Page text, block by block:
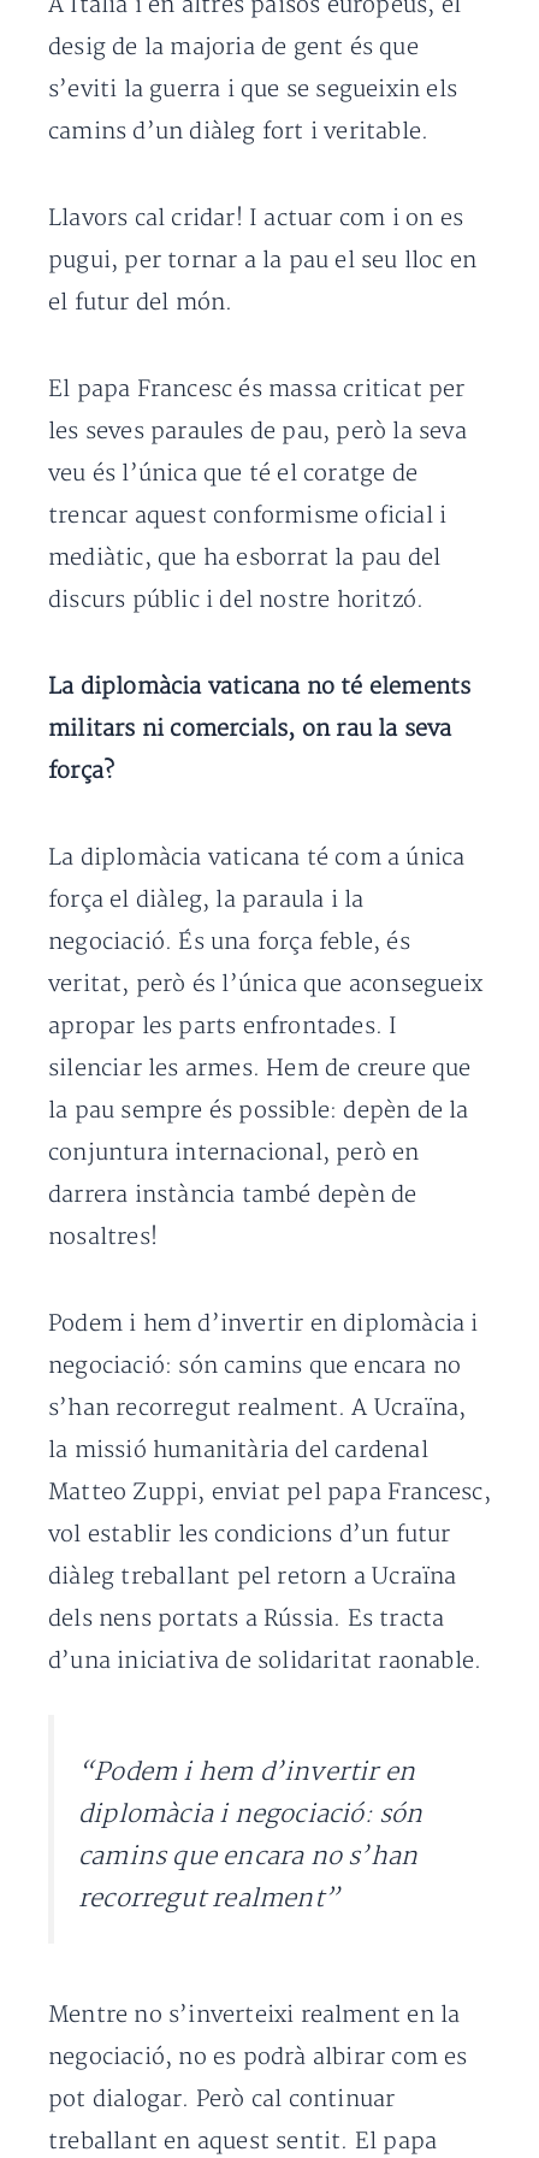
desig de la majoria de gent és que
s’eviti la guerra i que se segueixin els
camins d’un diàleg fort i veritable.
Llavors cal cridar! I actuar com i on es
pugui, per tornar a la pau el seu lloc en
el futur del món.
El papa Francesc és massa criticat per
les seves paraules de pau, però la seva
veu és l’única que té el coratge de
trencar aquest conformisme oficial i
mediàtic, que ha esborrat la pau del
discurs públic i del nostre horitzó.
La diplomàcia vaticana no té elements
militars ni comercials, on rau la seva
força?
La diplomàcia vaticana té com a única
força el diàleg, la paraula i la
negociació. És una força feble, és
veritat, però és l’única que aconsegueix
apropar les parts enfrontades. I
silenciar les armes. Hem de creure que
la pau sempre és possible: depèn de la
conjuntura internacional, però en
darrera instància també depèn de
nosaltres!
Podem i hem d’invertir en diplomàcia i
negociació: són camins que encara no
s’han recorregut realment. A Ucraïna,
la missió humanitària del cardenal
Matteo Zuppi, enviat pel papa Francesc,
vol establir les condicions d’un futur
diàleg treballant pel retorn a Ucraïna
dels nens portats a Rússia. Es tracta
d’una iniciativa de solidaritat raonable.
“Podem i hem d’invertir en
diplomàcia i negociació: són
camins que encara no s’han
recorregut realment”
Mentre no s’inverteixi realment en la
negociació, no es podrà albirar com es
pot dialogar. Però cal continuar
treballant en aquest sentit. El papa